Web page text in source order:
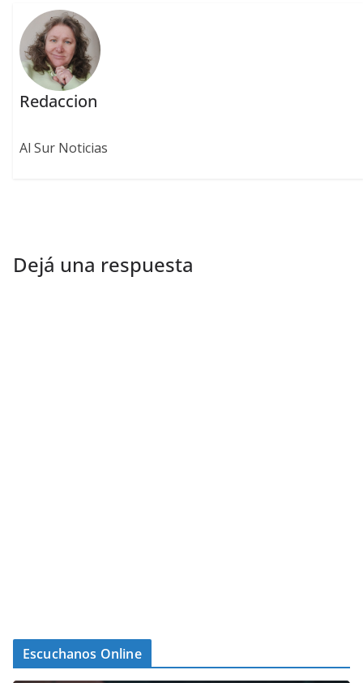
Redaccion
Al Sur Noticias
Dejá una respuesta
Escuchanos Online